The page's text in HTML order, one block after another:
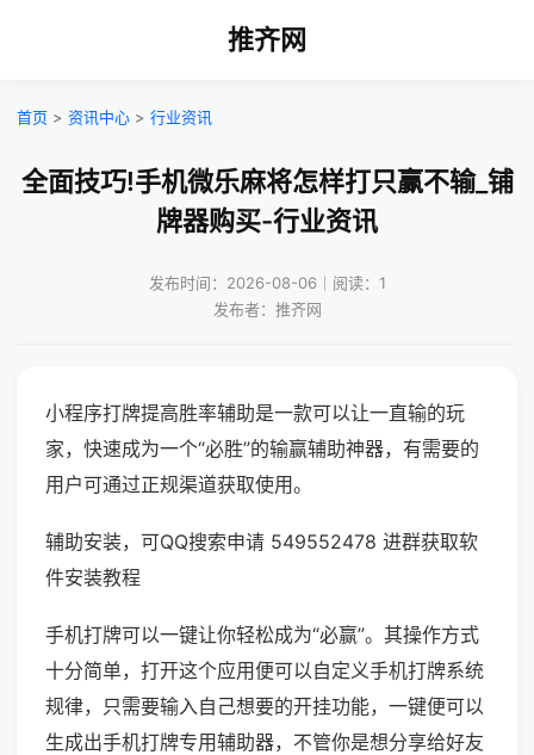
推齐网
首页 > 资讯中心 > 行业资讯
全面技巧!手机微乐麻将怎样打只赢不输_铺
牌器购买-行业资讯
发布时间：2026-08-06｜阅读：1
发布者：推齐网
小程序打牌提高胜率辅助是一款可以让一直输的玩
家，快速成为一个“必胜”的输赢辅助神器，有需要的
用户可通过正规渠道获取使用。
辅助安装，可QQ搜索申请 549552478 进群获取软
件安装教程
手机打牌可以一键让你轻松成为“必赢”。其操作方式
十分简单，打开这个应用便可以自定义手机打牌系统
规律，只需要输入自己想要的开挂功能，一键便可以
生成出手机打牌专用辅助器，不管你是想分享给好友